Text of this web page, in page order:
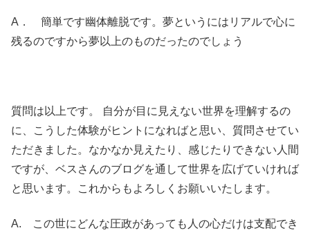
A． 簡単です幽体離脱です。夢というにはリアルで心に
残るのですから夢以上のものだったのでしょう
質問は以上です。 自分が目に見えない世界を理解するの
に、こうした体験がヒントになればと思い、質問させてい
ただきました。なかなか見えたり、感じたりできない人間
ですが、ベスさんのブログを通して世界を広げていければ
と思います。これからもよろしくお願いいたします。
A. この世にどんな圧政があっても人の心だけは支配でき